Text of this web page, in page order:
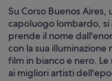
Su Corso Buenos
capoluogo lombardo, si
prende il nome
con la sua
film in bianco e nero.
ai migliori artisti